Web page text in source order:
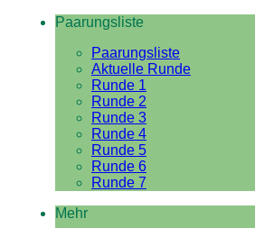
Paarungsliste
Paarungsliste
Aktuelle Runde
Runde 1
Runde 2
Runde 3
Runde 4
Runde 5
Runde 6
Runde 7
Mehr